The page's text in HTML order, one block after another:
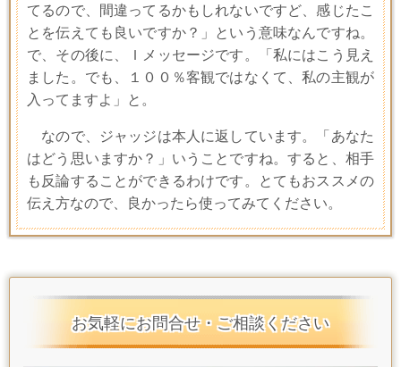
てるので、間違ってるかもしれないですど、感じたこ
とを伝えても良いですか？」という意味なんですね。
で、その後に、Ｉメッセージです。「私にはこう見え
ました。でも、１００％客観ではなくて、私の主観が
入ってますよ」と。
なので、ジャッジは本人に返しています。「あなた
はどう思いますか？」いうことですね。すると、相手
も反論することができるわけです。とてもおススメの
伝え方なので、良かったら使ってみてください。
お気軽にお問合せ・ご相談ください